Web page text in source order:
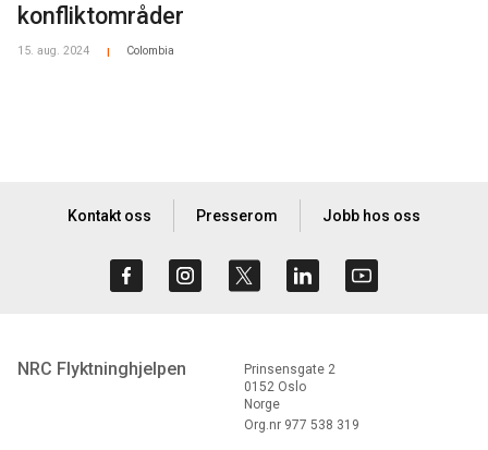
konfliktområder
15. aug. 2024 Colombia
Kontakt oss Presserom Jobb hos oss
NRC Flyktninghjelpen
Prinsensgate 2
0152 Oslo
Norge
Org.nr 977 538 319